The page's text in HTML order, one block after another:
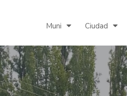
Muni Ciudad